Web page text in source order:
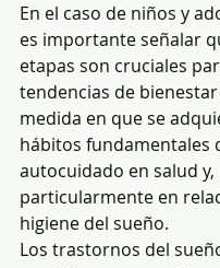
En el caso de niños y
es importante señalar
etapas son cruciales
tendencias de
medida en que se
hábitos fundamentales
autocuidado en salud y,
particularmente en
higiene del sueño.
Los trastornos del